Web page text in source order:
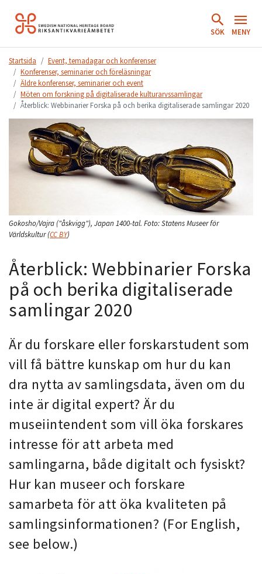
Hoppa
till
SÖK MENY
Startsida
Event, temadagar och konferenser
Konferenser, seminarier och föreläsningar
Äldre konferenser, seminarier och event
Möten om forskning på digitaliserade kulturarvssamlingar
Återblick: Webbinarier Forska på och berika digitaliserade samlingar 2020
Gokosho/Vajra ("åskvigg"), Japan 1400-tal. Foto:Statens Museer för
Världskultur(CC BY)
Återblick: Webbinarier Forska
på och berika digitaliserade
samlingar 2020
Är du forskare eller forskarstudent som
vill få bättre kunskap om hur du kan
dra nytta av samlingsdata, även om du
inte är digital expert? Är du
museiintendent som vill öka forskares
intresse för att arbeta med
samlingarna, både digitalt och fysiskt?
Hur kan museer och forskare
samarbeta för att öka kvaliteten på
samlingsinformationen? (For English,
see below.)